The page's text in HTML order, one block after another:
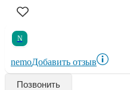
N
nemoДобавить отзыв
Позвонить